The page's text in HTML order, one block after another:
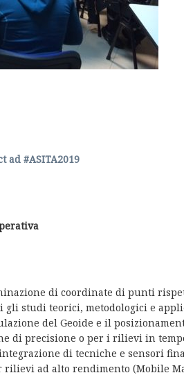
ad #ASITA2019
di coordinate di punti
gli studi teorici, metodologici e
del Geoide e il
di precisione o per i rilievi in
di tecniche e sensori
ad alto rendimento (Mobile